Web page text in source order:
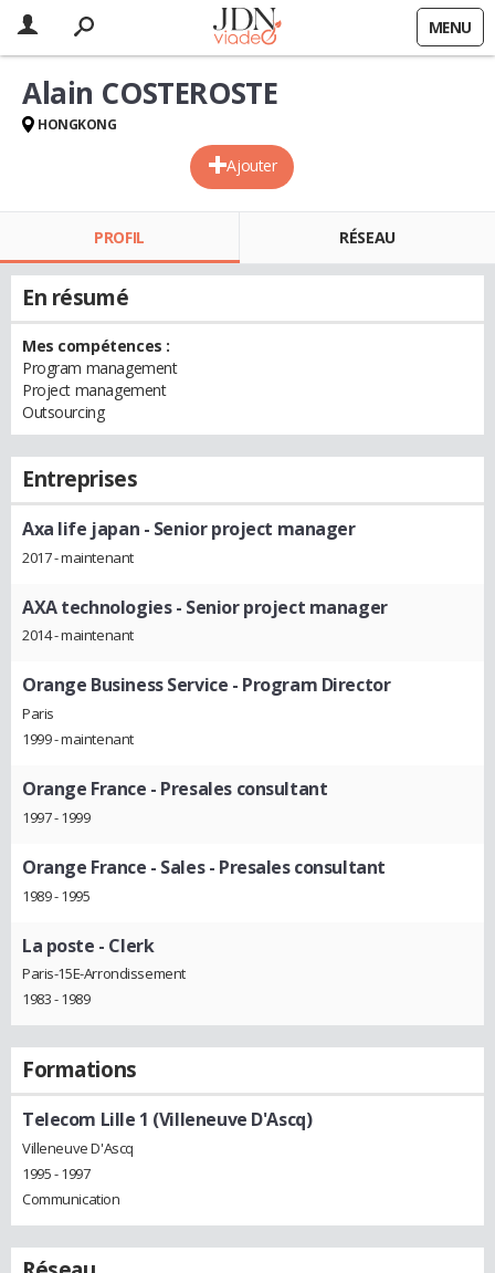
MENU
Ajouter
Alain COSTEROSTE
HONGKONG
PROFIL RÉSEAU
En résumé
Mes compétences :
Program management
Project management
Outsourcing
Entreprises
Axa life japan - Senior project manager
2017 - maintenant
AXA technologies- Senior project manager
2014 - maintenant
Orange Business Service - Program Director
Paris
1999 - maintenant
Orange France - Presales consultant
1997 - 1999
Orange France - Sales - Presales consultant
1989 - 1995
La poste - Clerk
Paris-15E-Arrondissement
1983 - 1989
Formations
Telecom Lille 1 (Villeneuve D'Ascq)
Villeneuve D'Ascq
1995 - 1997
Communication